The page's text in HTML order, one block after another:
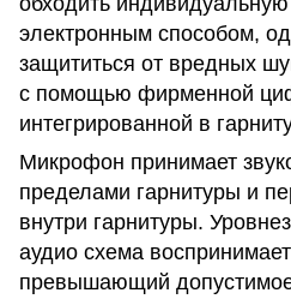
электронным способом,
защититься от вредных
с помощью фирменной
интегрированной в
Микрофон принимает
пределами гарнитуры и
внутри гарнитуры.
аудио схема
превышающий